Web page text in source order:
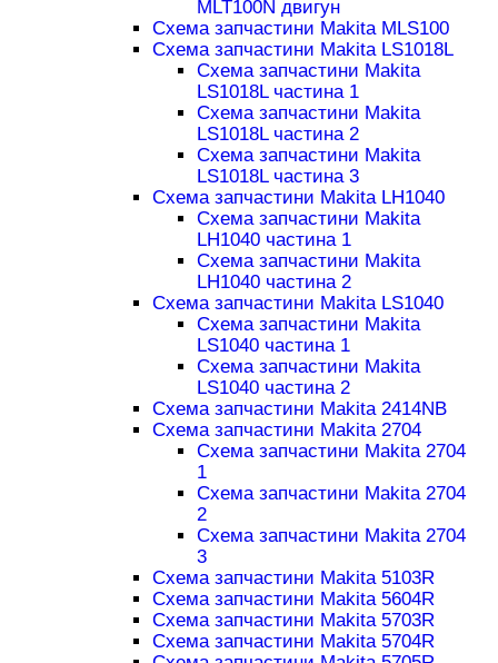
MLT100N двигун
Схема запчастини Makita MLS100
Схема запчастини Makita LS1018L
Схема запчастини Makita
LS1018L частина 1
Схема запчастини Makita
LS1018L частина 2
Схема запчастини Makita
LS1018L частина 3
Схема запчастини Makita LH1040
Схема запчастини Makita
LH1040 частина 1
Схема запчастини Makita
LH1040 частина 2
Схема запчастини Makita LS1040
Схема запчастини Makita
LS1040 частина 1
Схема запчастини Makita
LS1040 частина 2
Схема запчастини Makita 2414NB
Схема запчастини Makita 2704
Схема запчастини Makita 2704
1
Схема запчастини Makita 2704
2
Схема запчастини Makita 2704
3
Схема запчастини Makita 5103R
Схема запчастини Makita 5604R
Схема запчастини Makita 5703R
Схема запчастини Makita 5704R